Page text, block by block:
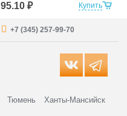
Купить
95.10 ₽
+7 (345) 257-99-70
Тюмень Ханты-Мансийск